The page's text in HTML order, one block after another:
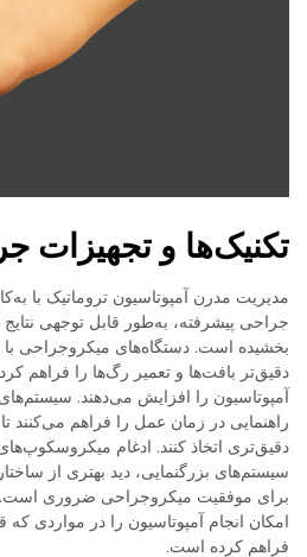
تکنیک‌ها و تجهیزات
مدیریت مدرن آمپوتاسیون تروماتیک با
جراحی پیشرفته، به‌طور قابل توجهی نتایج
بخشیده است. دستگاه‌های میکروجراحی با
دقیق‌تر بافت‌ها و تعمیر رگ‌ها را فراهم
آمپوتاسیون را افزایش می‌دهند.
راهنمایی در زمان عمل را فراهم می‌کنند
دقیق‌تری اتخاذ کنند. ادغام
سیستم‌های بزرگنمایی، دید بهتری از
برای موفقیت میکروجراحی ضروری است.
امکان انجام آمپوتاسیون را در مواردی
فراهم کرده است.